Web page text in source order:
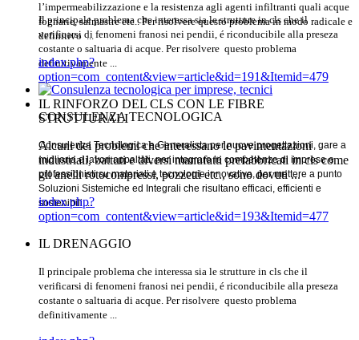
Il principale problema che interessa sia le strutture in cls che il
verificarsi di fenomeni franosi nei pendii, é riconducibile alla preseza
costante o saltuaria di acque. Per risolvere questo problema
definitivamente ...
CONSULENZA TECNOLOGICA
Consulenza Tecnologica e Generalista per nuove progettazioni, gare a
miglioria e lavori appaltati, per integrare le competenze di imprese e
professionisti su materiali e tecnologie innovative, per mettere a punto
Soluzioni Sistemiche ed Integrali che risultano efficaci, efficienti e
sostenibili ...
l’impermeabilizzazione e la resistenza agli agenti infiltranti quali acque
fognarie, salmastre etc.. Per risolvere questo problema in modo radicale e
definitivo ...
index.php?
option=com_content&view=article&id=191&Itemid=479
IL RINFORZO DEL CLS CON LE FIBRE
STRUTTURALI
Alcuni dei problemi che interessano le pavimentazioni
industriali, battuti e diversi manufatti prefabbricati in cls come
gli anelli rotocompressi, pozzetti etc., sono dovuti ...
index.php?
option=com_content&view=article&id=193&Itemid=477
IL DRENAGGIO
Il principale problema che interessa sia le strutture in cls che il
verificarsi di fenomeni franosi nei pendii, é riconducibile alla preseza
costante o saltuaria di acque. Per risolvere questo problema
definitivamente ...